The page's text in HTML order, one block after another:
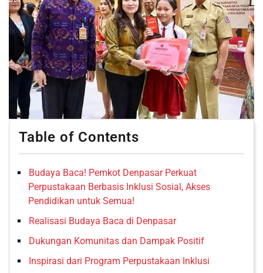
Table of Contents
Budaya Baca! Pemkot Denpasar Perkuat
Perpustakaan Berbasis Inklusi Sosial, Akses
Pendidikan untuk Semua!
Realisasi Budaya Baca di Denpasar
Dukungan Komunitas dan Dampak Positif
Inspirasi dari Program Perpustakaan Inklusi